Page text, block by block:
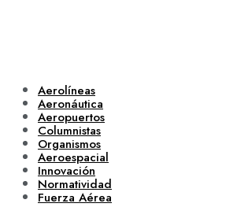
Aerolíneas
Aeronáutica
Aeropuertos
Columnistas
Organismos
Aeroespacial
Innovación
Normatividad
Fuerza Aérea